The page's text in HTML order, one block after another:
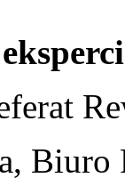
Biuro